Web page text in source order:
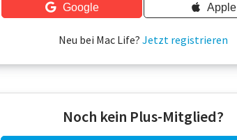
Google Apple
Neu bei Mac Life? Jetzt registrieren
Noch kein Plus-Mitglied?